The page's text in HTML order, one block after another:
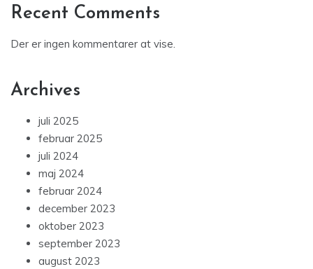
Recent Comments
Der er ingen kommentarer at vise.
Archives
juli 2025
februar 2025
juli 2024
maj 2024
februar 2024
december 2023
oktober 2023
september 2023
august 2023